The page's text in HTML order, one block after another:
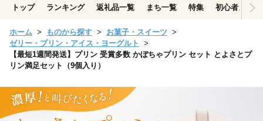
トップ ランキング 返礼品一覧 まち一覧 特集 初心者ガイド
ホーム ものから探す
お菓子・スイーツ
ゼリー・プリン・アイス・ヨーグルト
【最短1週間発送】プリン 受賞多数 かぼちゃプリン セット とよさとプ
リン満足セット（9個入り）